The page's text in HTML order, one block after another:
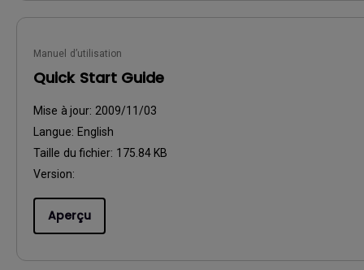
Manuel d’utilisation
Quick Start Guide
Mise à jour: 2009/11/03
Langue: English
Taille du fichier: 175.84 KB
Version:
Aperçu